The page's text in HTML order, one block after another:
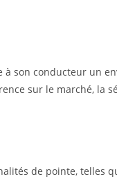
son conducteur un
sur le marché, la
de pointe, telles